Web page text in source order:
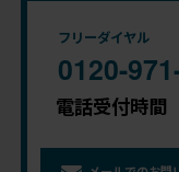
フリーダイヤル
0120-
電話受付時